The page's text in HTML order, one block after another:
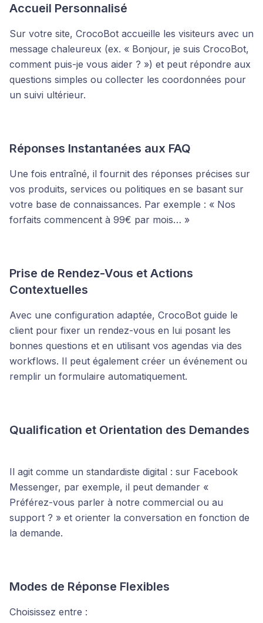
Accueil Personnalisé
Sur votre site, CrocoBot accueille les visiteurs avec un
message chaleureux (ex. « Bonjour, je suis CrocoBot,
comment puis-je vous aider ? ») et peut répondre aux
questions simples ou collecter les coordonnées pour
un suivi ultérieur.
Réponses Instantanées aux FAQ
Une fois entraîné, il fournit des réponses précises sur
vos produits, services ou politiques en se basant sur
votre base de connaissances. Par exemple : « Nos
forfaits commencent à 99€ par mois… »
Prise de Rendez-Vous et Actions
Contextuelles
Avec une configuration adaptée, CrocoBot guide le
client pour fixer un rendez-vous en lui posant les
bonnes questions et en utilisant vos agendas via des
workflows. Il peut également créer un événement ou
remplir un formulaire automatiquement.
Qualification et Orientation des Demandes
Il agit comme un standardiste digital : sur Facebook
Messenger, par exemple, il peut demander «
Préférez-vous parler à notre commercial ou au
support ? » et orienter la conversation en fonction de
la demande.
Modes de Réponse Flexibles
Choisissez entre :